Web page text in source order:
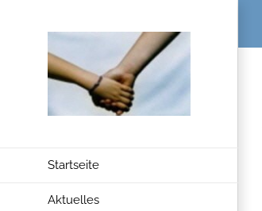
springen
Startseite
Aktuelles